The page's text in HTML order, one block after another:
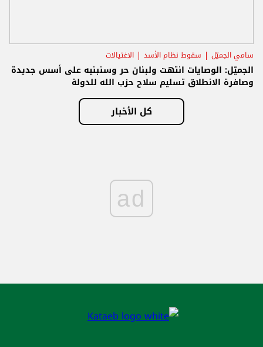
سامي الجميّل سقوط نظام الأسد الاغتيالات
الجميّل: الوصايات انتهت ولبنان حر وسنبنيه على أسس جديدة
وصافرة الانطلاق تسليم سلاح حزب الله للدولة
كل الأخبار
ad